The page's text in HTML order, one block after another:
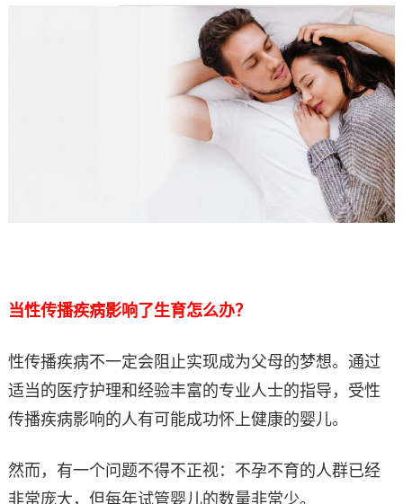
当性传播疾病影响了生育怎么办？
性传播疾病不一定会阻止实现成为父母的梦想。通过
适当的医疗护理和经验丰富的专业人士的指导，受性
传播疾病影响的人有可能成功怀上健康的婴儿。
然而，有一个问题不得不正视：不孕不育的人群已经
非常庞大，但每年试管婴儿的数量非常少。